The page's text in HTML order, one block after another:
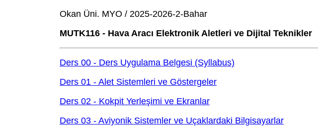
Okan Üni. MYO / 2025-2026-2-Bahar
MUTK116 - Hava Aracı Elektronik Aletleri ve Dijital Teknikler
Ders 00 - Ders Uygulama Belgesi (Syllabus)
Ders 01 - Alet Sistemleri ve Göstergeler
Ders 02 - Kokpit Yerleşimi ve Ekranlar
Ders 03 - Aviyonik Sistemler ve Uçaklardaki Bilgisayarlar